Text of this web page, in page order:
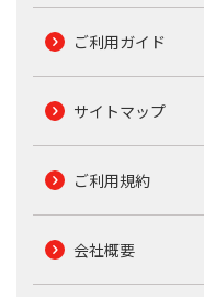
ご利用ガイド
サイトマップ
ご利用規約
会社概要